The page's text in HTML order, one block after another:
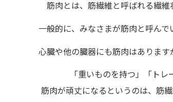
筋肉とは、筋繊維と呼ばれる繊維
一般的に、みなさまが筋肉と呼んで
心臓や他の臓器にも筋肉はあります
「重いものを持つ」「ト
筋肉が頑丈になるというのは、筋